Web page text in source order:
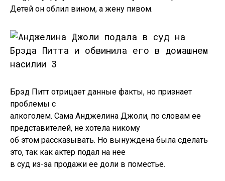
Детей он облил вином, а жену пивом.
Брэд Питт отрицает данные факты, но признает
проблемы с
алкоголем. Сама Анджелина Джоли, по словам ее
представителей, не хотела никому
об этом рассказывать. Но вынуждена была сделать
это, так как актер подал на нее
в суд из-за продажи ее доли в поместье.